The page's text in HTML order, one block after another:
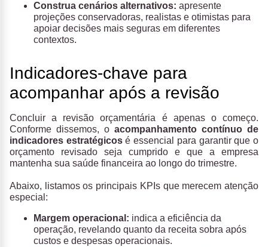
Construa cenários alternativos: apresente
projeções conservadoras, realistas e otimistas para
apoiar decisões mais seguras em diferentes
contextos.
Indicadores-chave para
acompanhar após a revisão
Concluir a revisão orçamentária é apenas o começo.
Conforme dissemos, o acompanhamento contínuo de
indicadores estratégicosé essencial para garantir que o
orçamento revisado seja cumprido e que a empresa
mantenha sua saúde financeira ao longo do trimestre.
Abaixo, listamos os principais KPIs que merecem atenção
especial:
Margem operacional: indica a eficiência da
operação, revelando quanto da receita sobra após
custos e despesas operacionais.